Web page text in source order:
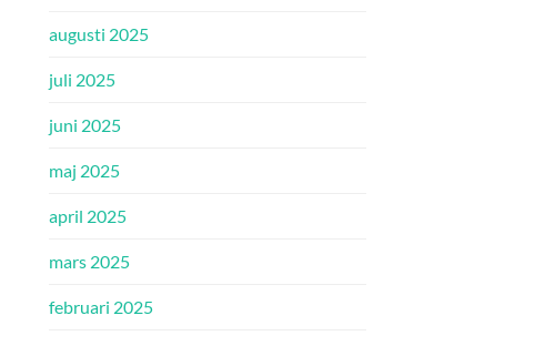
augusti 2025
juli 2025
juni 2025
maj 2025
april 2025
mars 2025
februari 2025